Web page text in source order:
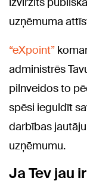
uzņēmuma
“eXpoint”
administrēs
pilnveidos to
spēsi ieguldīt
darbības
uzņēmumu.
Ja Tev jau